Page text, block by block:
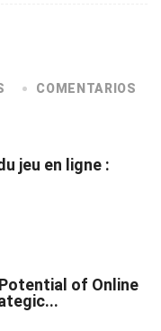
COMENTARIOS
jeu en ligne :
of Online